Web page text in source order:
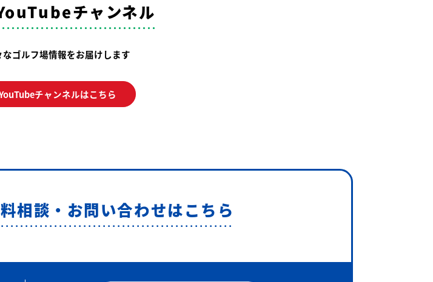
チャンネル
ゴルフ場情報をお届けします
チャンネルはこちら
相談・お問い合わせはこちら